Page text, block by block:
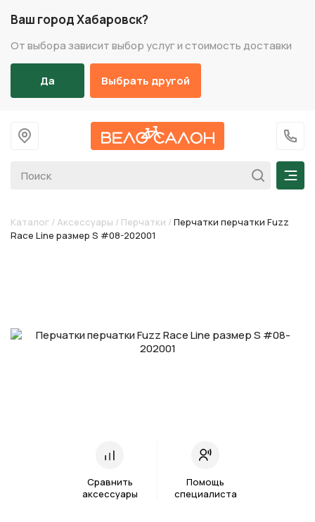
Ваш город Хабаровск?
От выбора зависит выбор услуг и стоимость доставки
Да Выбрать другой
На главную
+7
Каталог / Аксессуары / Перчатки / Перчатки перчатки Fuzz
Race Line размер S #08-202001
Сравнить
аксессуары
Помощь
специалиста